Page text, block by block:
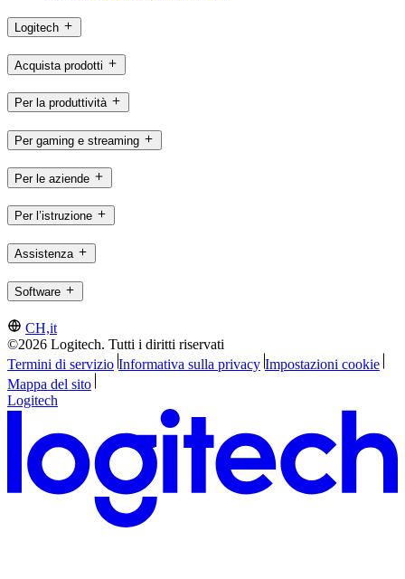
Logitech
Acquista prodotti
Per la produttività
Per gaming e streaming
Per le aziende
Per l’istruzione
Assistenza
Software
CH,it
©2026 Logitech. Tutti i diritti riservati
Termini di servizio Informativa sulla privacy Impostazioni cookie
Mappa del sito
Logitech